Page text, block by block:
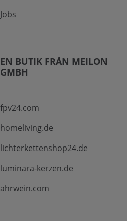
Jobs
EN BUTIK FRÅN MEILON
GMBH
fpv24.com
homeliving.de
lichterkettenshop24.de
luminara-kerzen.de
ahrwein.com